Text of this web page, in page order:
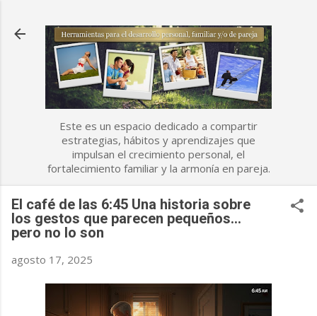
Este es un espacio dedicado a compartir
estrategias, hábitos y aprendizajes que
impulsan el crecimiento personal, el
fortalecimiento familiar y la armonía en pareja.
El café de las 6:45 Una historia sobre
los gestos que parecen pequeños…
pero no lo son
agosto 17, 2025